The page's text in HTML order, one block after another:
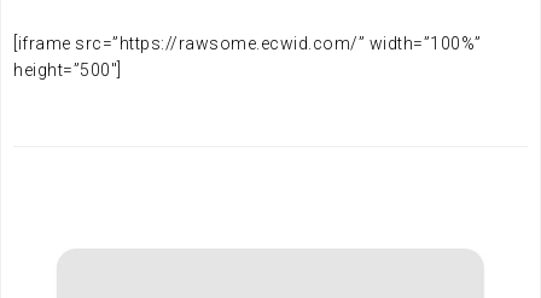
[iframe src=”https://rawsome.ecwid.com/” width=”100%”
height=”500″]